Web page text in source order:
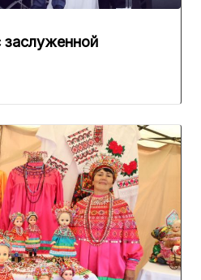
заслуженной